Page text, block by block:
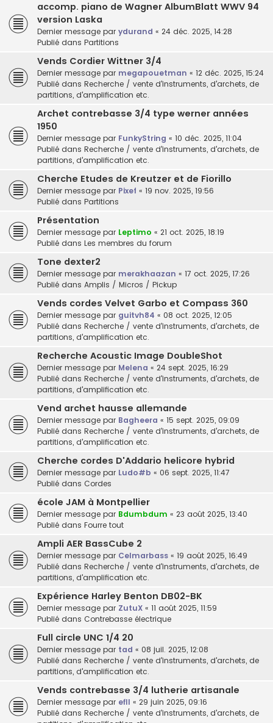
accomp. piano de Wagner AlbumBlatt WWV 94
version Laska
Dernier message par ydurand « 24 déc. 2025, 14:28
Publié dans Partitions
Vends Cordier Wittner 3/4
Dernier message par megapouetman « 12 déc. 2025, 15:24
Publié dans Recherche / vente d'instruments, d'archets, de
partitions, d'amplification etc.
Archet contrebasse 3/4 type werner années
1950
Dernier message par FunkyString « 10 déc. 2025, 11:04
Publié dans Recherche / vente d'instruments, d'archets, de
partitions, d'amplification etc.
Cherche Etudes de Kreutzer et de Fiorillo
Dernier message par Pixef « 19 nov. 2025, 19:56
Publié dans Partitions
Présentation
Dernier message par Leptimo « 21 oct. 2025, 18:19
Publié dans Les membres du forum
Tone dexter2
Dernier message par merakhaazan « 17 oct. 2025, 17:26
Publié dans Amplis / Micros / Pickup
Vends cordes Velvet Garbo et Compass 360
Dernier message par guitvh84 « 08 oct. 2025, 12:05
Publié dans Recherche / vente d'instruments, d'archets, de
partitions, d'amplification etc.
Recherche Acoustic Image DoubleShot
Dernier message par Melena « 24 sept. 2025, 16:29
Publié dans Recherche / vente d'instruments, d'archets, de
partitions, d'amplification etc.
Vend archet hausse allemande
Dernier message par Bagheera « 15 sept. 2025, 09:09
Publié dans Recherche / vente d'instruments, d'archets, de
partitions, d'amplification etc.
Cherche cordes D'Addario helicore hybrid
Dernier message par Ludo#b « 06 sept. 2025, 11:47
Publié dans Cordes
école JAM à Montpellier
Dernier message par Bdumbdum « 23 août 2025, 13:40
Publié dans Fourre tout
Ampli AER BassCube 2
Dernier message par Celmarbass « 19 août 2025, 16:49
Publié dans Recherche / vente d'instruments, d'archets, de
partitions, d'amplification etc.
Expérience Harley Benton DB02-BK
Dernier message par ZutuX « 11 août 2025, 11:59
Publié dans Contrebasse électrique
Full circle UNC 1/4 20
Dernier message par tad « 08 juil. 2025, 12:08
Publié dans Recherche / vente d'instruments, d'archets, de
partitions, d'amplification etc.
Vends contrebasse 3/4 lutherie artisanale
Dernier message par efll « 29 juin 2025, 09:16
Publié dans Recherche / vente d'instruments, d'archets, de